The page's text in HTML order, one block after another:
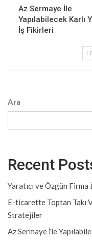
Az Sermaye İle
Yapılabilecek Karlı
İş Fikirleri
Ara
Recent
Yaratıcı ve Özgün
E-ticarette Toptan Takı
Stratejiler
Az Sermaye İle